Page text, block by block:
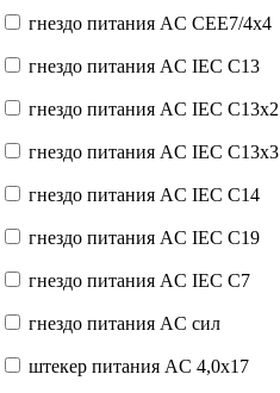
гнездо питания AC CEE7/4x4
гнездо питания AC IEC C13
гнездо питания AC IEC C13x2
гнездо питания AC IEC C13x3
гнездо питания AC IEC C14
гнездо питания AC IEC C19
гнездо питания AC IEC C7
гнездо питания AC сил
штекер питания AC 4,0x17